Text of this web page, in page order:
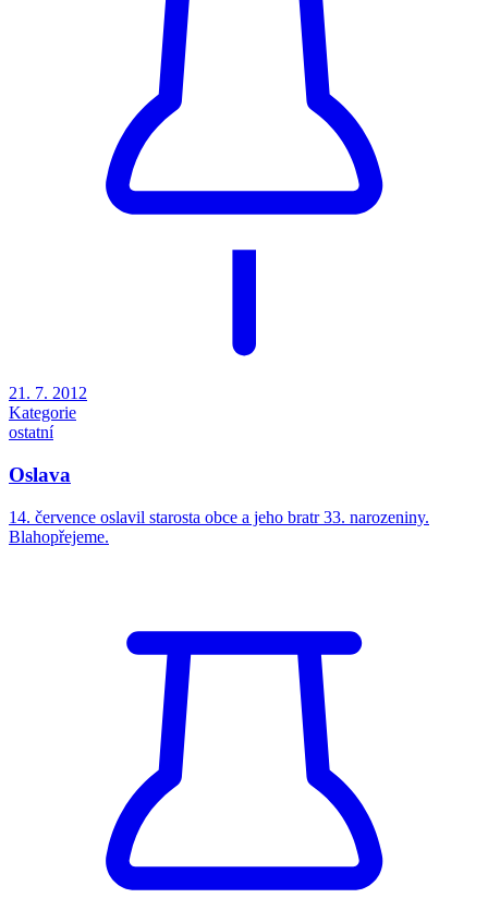
21. 7. 2012
Kategorie
ostatní
Oslava
14. července oslavil starosta obce a jeho bratr 33. narozeniny.
Blahopřejeme.